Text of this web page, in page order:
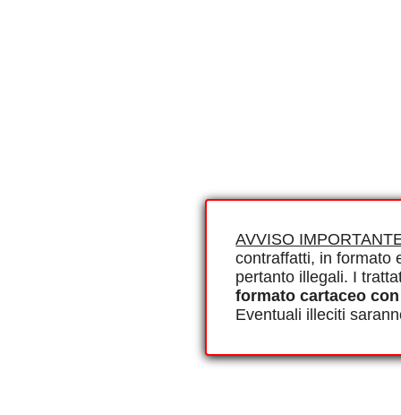
AVVISO
contraffatti, in formato
pertanto illegali. I
formato cartaceo
Eventuali illeciti